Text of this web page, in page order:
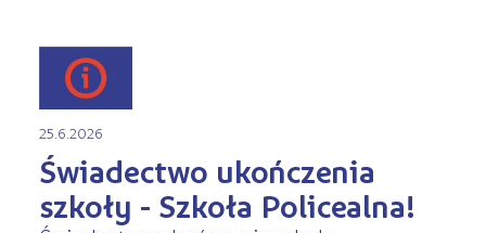
25.6.2026
Świadectwo ukończenia
szkoły - Szkoła Policealna!